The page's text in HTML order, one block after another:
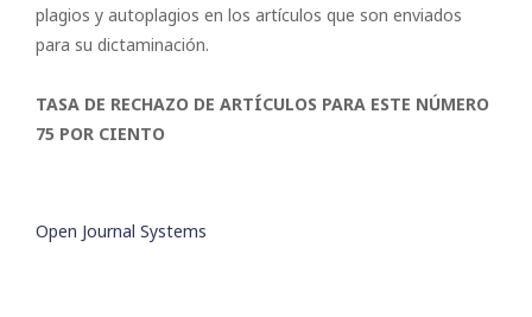
plagios y autoplagios en los artículos que son enviados
para su dictaminación.
TASA DE RECHAZO DE ARTÍCULOS PARA ESTE NÚMERO
75 POR CIENTO
Open Journal Systems